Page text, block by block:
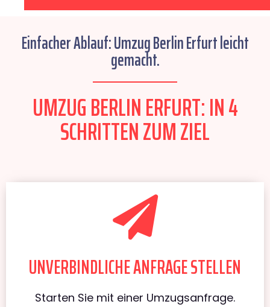
Einfacher Ablauf: Umzug Berlin Erfurt leicht
gemacht.
UMZUG BERLIN ERFURT: IN 4
SCHRITTEN ZUM ZIEL
UNVERBINDLICHE ANFRAGE STELLEN
Starten Sie mit einer Umzugsanfrage.